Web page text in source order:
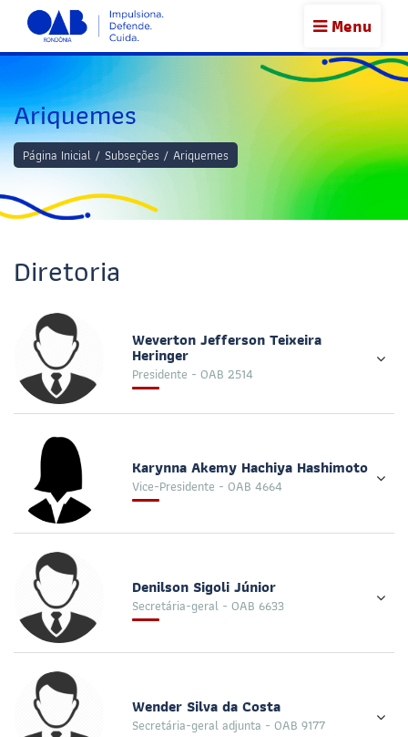
Menu
Ariquemes
Página Inicial / Subseções / Ariquemes
Diretoria
Weverton Jefferson Teixeira
Heringer
Presidente - OAB 2514
Karynna Akemy Hachiya Hashimoto
Vice-Presidente - OAB 4664
Denilson Sigoli Júnior
Secretária-geral - OAB 6633
Wender Silva da Costa
Secretária-geral adjunta - OAB 9177